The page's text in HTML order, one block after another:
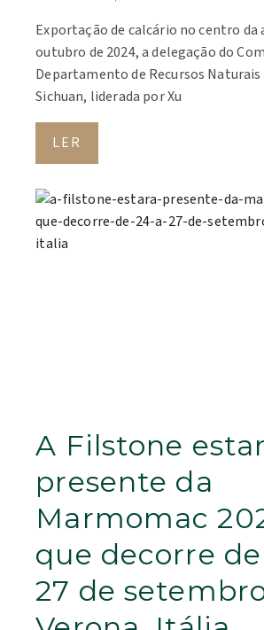
Exportação de calcário no centro da
outubro de 2024, a delegação do
Departamento de Recursos Naturais
Sichuan, liderada por Xu
LER
A Filstone
presente da
Marmomac
que decorre de
27 de